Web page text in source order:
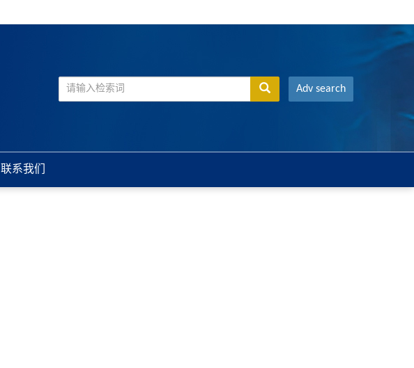
Adv search
联系我们